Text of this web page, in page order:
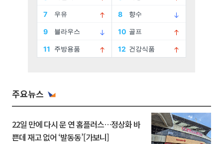
주요뉴스
22일 만에 다시 문 연 홈플러스…정상화 바
쁜데 재고 없어 ‘발동동’[가보니]